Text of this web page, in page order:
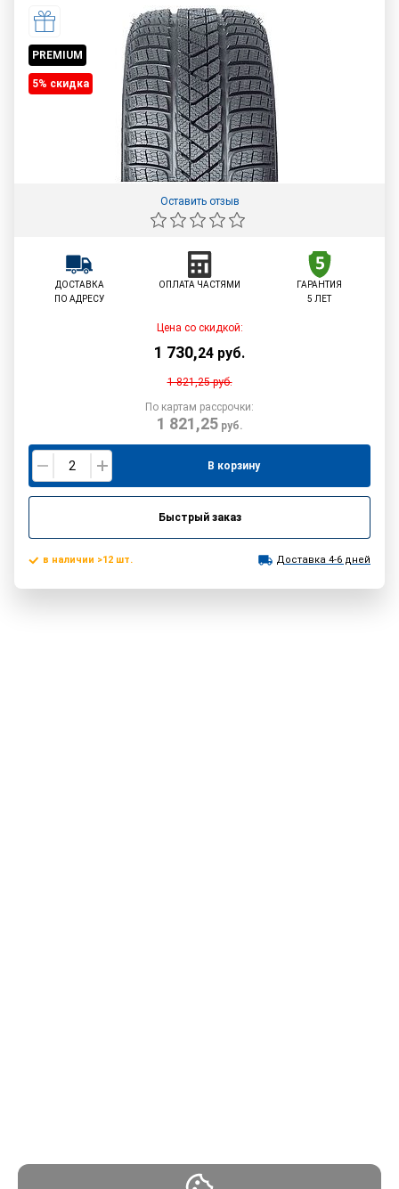
PREMIUM
5% cкидка
Оставить отзыв
ДОСТАВКА
ПО АДРЕСУ
ОПЛАТА ЧАСТЯМИ
ГАРАНТИЯ
5 ЛЕТ
Цена со скидкой:
1 730,24 руб.
1 821,25руб.
По картам рассрочки:
1 821,25руб.
В корзину
Быстрый заказ
в наличии >12 шт. Доставка 4-6 дней